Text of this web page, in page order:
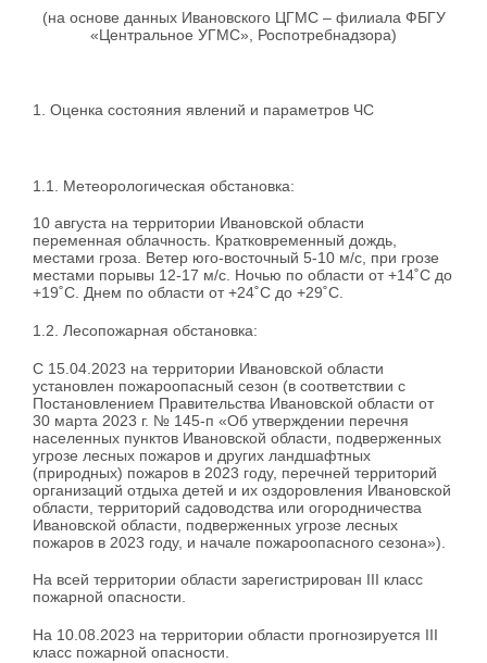
(на основе данных Ивановского ЦГМС – филиала ФБГУ
«Центральное УГМС», Роспотребнадзора)
1. Оценка состояния явлений и параметров ЧС
1.1. Метеорологическая обстановка:
10 августа на территории Ивановской области
переменная облачность. Кратковременный дождь,
местами гроза. Ветер юго-восточный 5-10 м/с, при грозе
местами порывы 12-17 м/с. Ночью по области от +14˚С до
+19˚С. Днем по области от +24˚С до +29˚С.
1.2. Лесопожарная обстановка:
С 15.04.2023 на территории Ивановской области
установлен пожароопасный сезон (в соответствии с
Постановлением Правительства Ивановской области от
30 марта 2023 г. № 145-п «Об утверждении перечня
населенных пунктов Ивановской области, подверженных
угрозе лесных пожаров и других ландшафтных
(природных) пожаров в 2023 году, перечней территорий
организаций отдыха детей и их оздоровления Ивановской
области, территорий садоводства или огородничества
Ивановской области, подверженных угрозе лесных
пожаров в 2023 году, и начале пожароопасного сезона»).
На всей территории области зарегистрирован III класс
пожарной опасности.
На 10.08.2023 на территории области прогнозируется III
класс пожарной опасности.